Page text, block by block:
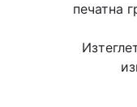
печатна